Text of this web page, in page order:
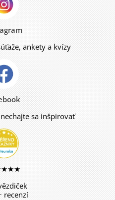
ankety a kvízy
sa inšpirovať
recenzí